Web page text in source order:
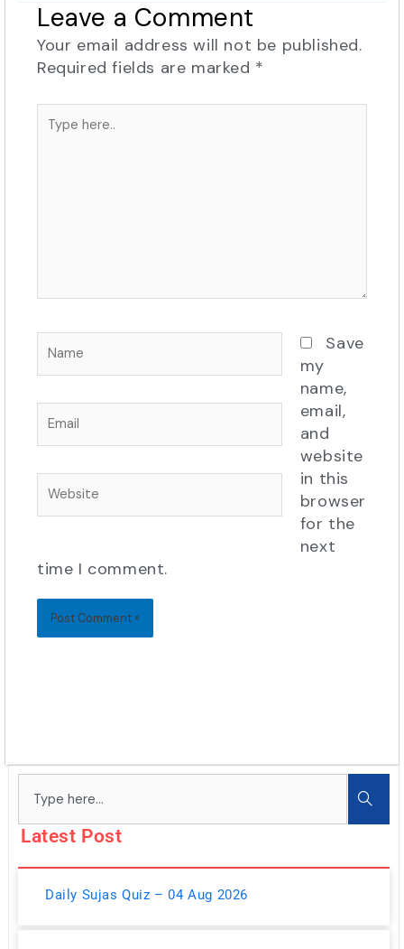
Leave a Comment
Your email address will not be published.
Required fields are marked *
Type
here..
Name
Email
Website
Save
my
name,
email,
and
website
in this
browser
for the
next
time I comment.
Latest Post
Daily Sujas Quiz – 04 Aug 2026